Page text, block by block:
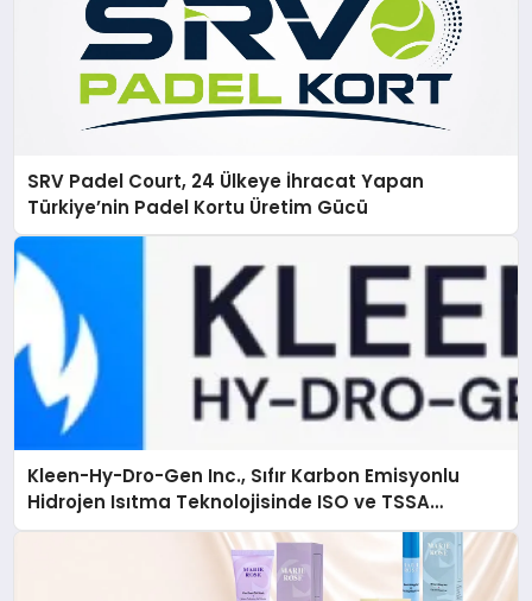
SRV Padel Court, 24 Ülkeye İhracat Yapan
Türkiye’nin Padel Kortu Üretim Gücü
Kleen-Hy-Dro-Gen Inc., Sıfır Karbon Emisyonlu
Hidrojen Isıtma Teknolojisinde ISO ve TSSA
Düzenleyici Onaylarını Aldı